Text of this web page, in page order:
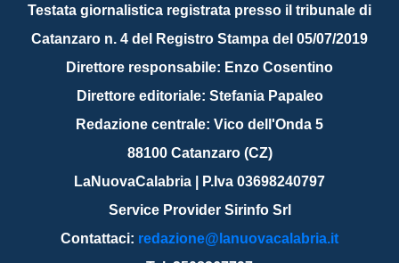
Testata giornalistica registrata presso il tribunale di
Catanzaro n. 4 del Registro Stampa del 05/07/2019
Direttore responsabile: Enzo Cosentino
Direttore editoriale: Stefania Papaleo
Redazione centrale: Vico dell'Onda 5
88100 Catanzaro (CZ)
LaNuovaCalabria | P.Iva 03698240797
Service Provider Sirinfo Srl
Contattaci: redazione@lanuovacalabria.it